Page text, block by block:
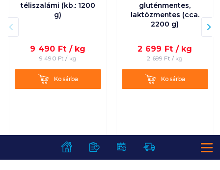
téliszalámi (kb.: 1200
g)
9 490 Ft / kg
9 490 Ft / kg
KosárbaKosárba
gluténmentes,
laktózmentes (cca.
2200 g)
2 699 Ft / kg
2 699 Ft / kg
KosárbaKosárba